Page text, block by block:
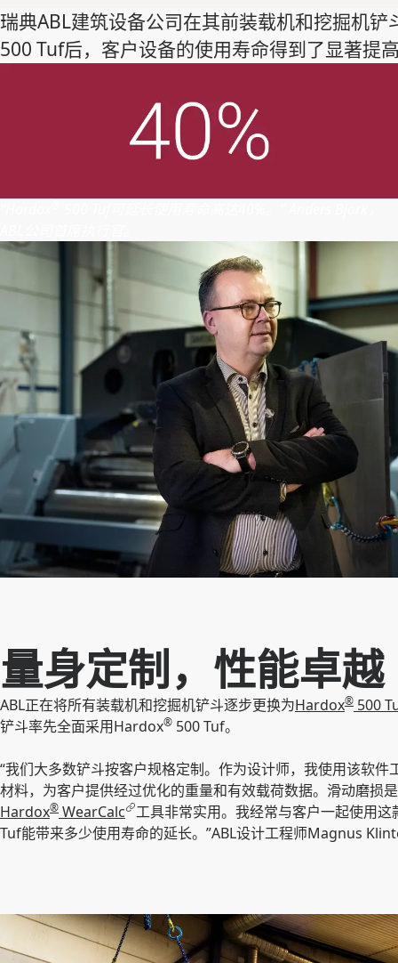
瑞典ABL建筑设备公司在其前装载机和挖掘机
500 Tuf后，客户设备的使用寿命得到了显著提
量身定制，性能卓越
ABL正在将所有装载机和挖掘机铲斗逐步更换为Hardox® 500
铲斗率先全面采用Hardox® 500 Tuf。
“我们大多数铲斗按客户规格定制。作为设计师，我使用该软
材料，为客户提供经过优化的重量和有效载荷数据。滑动磨损
Hardox® WearCalc 工具非常实用。我经常与客户一起使用
Tuf能带来多少使用寿命的延长。”ABL设计工程师Magnus